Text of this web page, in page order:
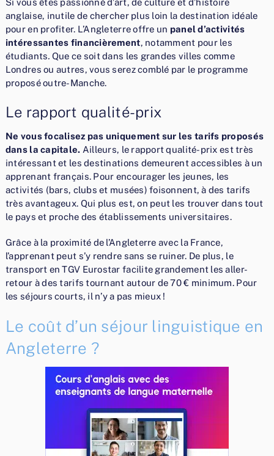
Si vous êtes passionné d’art, de culture et d’histoire
anglaise, inutile de chercher plus loin la destination idéale
pour en profiter. L’Angleterre offre un panel d’activités
intéressantes financièrement, notamment pour les
étudiants. Que ce soit dans les grandes villes comme
Londres ou autres, vous serez comblé par le programme
proposé outre-Manche.
Le rapport qualité-prix
Ne vous focalisez pas uniquement sur les tarifs proposés
dans la capitale. Ailleurs, le rapport qualité-prix est très
intéressant et les destinations demeurent accessibles à un
apprenant français. Pour encourager les jeunes, les
activités (bars, clubs et musées) foisonnent, à des tarifs
très avantageux. Qui plus est, on peut les trouver dans tout
le pays et proche des établissements universitaires.
Grâce à la proximité de l’Angleterre avec la France,
l’apprenant peut s’y rendre sans se ruiner. De plus, le
transport en TGV Eurostar facilite grandement les aller-
retour à des tarifs tournant autour de 70 € minimum. Pour
les séjours courts, il n’y a pas mieux !
Le coût d’un séjour linguistique en
Angleterre ?